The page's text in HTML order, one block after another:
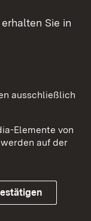
Sie in
ausschließlich
Elemente von
auf der